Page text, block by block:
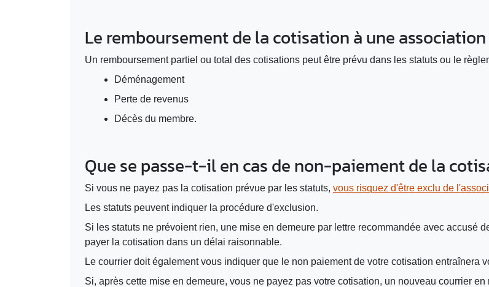
Le remboursement de la cotisation à une
Un remboursement partiel ou total des cotisations peut être prévu dans les statuts ou le
Déménagement
Perte de revenus
Décès du membre.
Que se passe-t-il en cas de non-paiement de la
Si vous ne payez pas la cotisation prévue par les statuts, vous risquez d'être exclu de
Les statuts peuvent indiquer la procédure d'exclusion.
Si les statuts ne prévoient rien, une mise en demeure par lettre recommandée avec accusé
payer la cotisation dans un délai raisonnable.
Le courrier doit également vous indiquer que le non paiement de votre cotisation entraînera
Si, après cette mise en demeure, vous ne payez pas votre cotisation, un nouveau courrier